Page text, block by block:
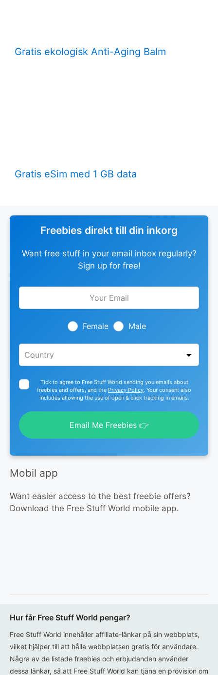
Gratis ekologisk Anti-Aging Balm
Gratis eSim med 1 GB data
Freebies direkt till din inkorg
Want free stuff in your email inbox regularly?
Sign up for free!
Leave
Female Male
Tick to agree to Free Stuff World sending you emails about
freebies and offers, and the Privacy Policy. Your consent also
includes allowing the use of open & click tracking in emails.
Email Me Freebies 👉
Mobil app
Want easier access to the best freebie offers?
Download the Free Stuff World mobile app.
Hur får Free Stuff World pengar?
Free Stuff World innehåller affiliate-länkar på sin webbplats,
vilket hjälper till att hålla webbplatsen gratis för användare.
Några av de listade freebies och erbjudanden använder
dessa länkar, så att Free Stuff World kan tjäna en provision om